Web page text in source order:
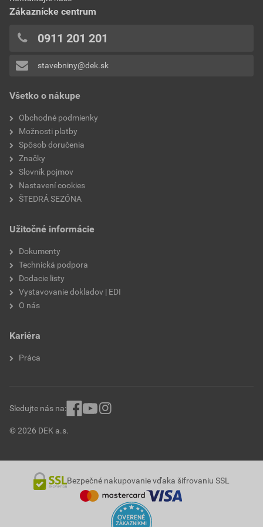
šírka
hrana
reakcia na oheň
súčiniteľ tepelnej vodivosti
tepelný odpor
Pridávať hodnotenie môže iba prihlásený užívateľ.
Všetko o nákupe
Obchodné podmienky
Možnosti platby
Spôsob doručenia
Značky
Slovník pojmov
Nastavení cookies
ŠTEDRÁ SEZÓNA
Užitočné informácie
Dokumenty
Technická podpora
Dodacie listy
Vystavovanie dokladov | EDI
O nás
Kariéra
Práca
Zákaznícke centrum
0911 201 201
stavebniny@dek.sk
© 2026 DEK a.s.
Sledujte nás na:
Bezpečné nakupovanie vďaka šifrovaniu SSL